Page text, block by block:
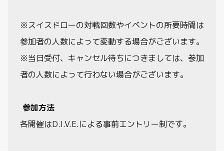
※スイスドローの対戦回数やイベントの所要時間は
参加者の人数によって変動する場合がございます。
※当日受付、キャンセル待ちにつきましては、参加
者の人数によって行わない場合がございます。
参加方法
各開催はD.I.V.E.による事前エントリー制です。